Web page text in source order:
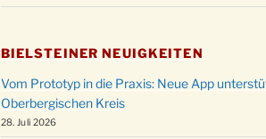
BIELSTEINER NEUIGKEITEN
Vom Prototyp in die Praxis: Neue App
Oberbergischen Kreis
28. Juli 2026